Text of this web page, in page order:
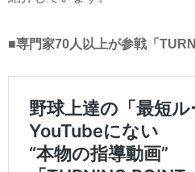
■専門家70人以上が参戦「